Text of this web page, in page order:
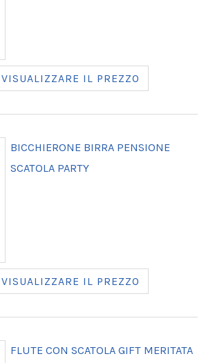
IL PREZZO
BICCHIERONE BIRRA PENSIONE
SCATOLA PARTY
IL PREZZO
FLUTE CON SCATOLA GIFT MERITATA